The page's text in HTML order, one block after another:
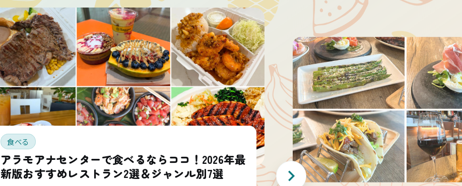
食べる
アラモアナセンターで食べるならココ！2026年最
新版おすすめレストラン2選＆ジャンル別7選